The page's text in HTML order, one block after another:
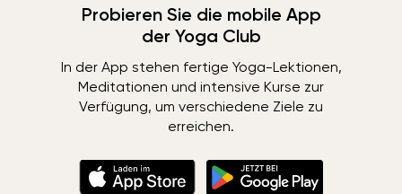
Probieren Sie die mobile App
der Yoga Club
In der App stehen fertige Yoga-Lektionen,
Meditationen und intensive Kurse zur
Verfügung, um verschiedene Ziele zu
erreichen.